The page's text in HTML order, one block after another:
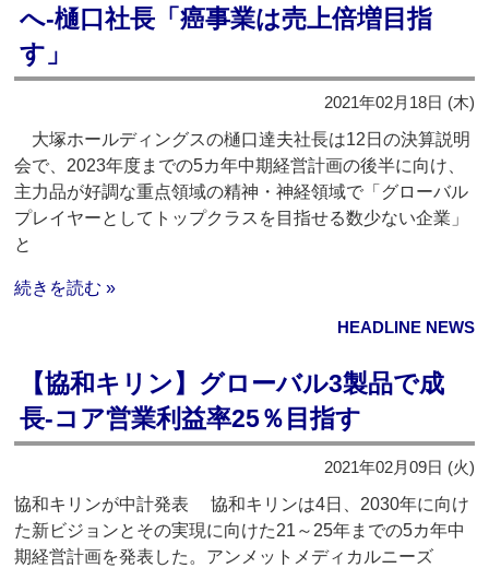
へ‐樋口社長「癌事業は売上倍増目指
す」
2021年02月18日 (木)
大塚ホールディングスの樋口達夫社長は12日の決算説明
会で、2023年度までの5カ年中期経営計画の後半に向け、
主力品が好調な重点領域の精神・神経領域で「グローバル
プレイヤーとしてトップクラスを目指せる数少ない企業」
と
続きを読む »
HEADLINE NEWS
【協和キリン】グローバル3製品で成
長‐コア営業利益率25％目指す
2021年02月09日 (火)
協和キリンが中計発表 協和キリンは4日、2030年に向け
た新ビジョンとその実現に向けた21～25年までの5カ年中
期経営計画を発表した。アンメットメディカルニーズ